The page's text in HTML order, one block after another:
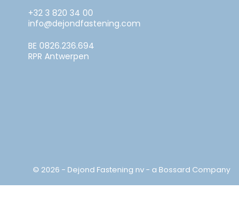
+32 3 820 34 00
info@dejondfastening.com
BE 0826.236.694
RPR Antwerpen
© 2026 - Dejond Fastening nv - a Bossard Company